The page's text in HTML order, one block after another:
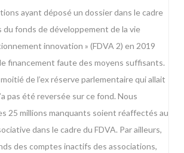
ayant déposé un dossier dans le cadre
du fonds de développement de la vie
innovation » (FDVA 2) en 2019
financement faute des moyens suffisants.
de l’ex réserve parlementaire qui allait
pas été reversée sur ce fond. Nous
25 millions manquants soient réaffectés au
dans le cadre du FDVA. Par ailleurs,
des comptes inactifs des associations,